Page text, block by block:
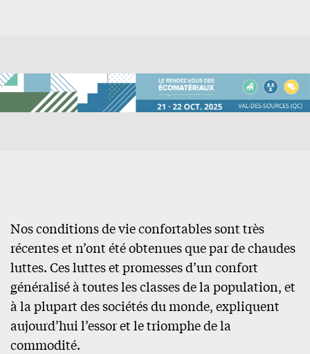
Nos conditions de vie confortables sont très
récentes et n’ont été obtenues que par de chaudes
luttes. Ces luttes et promesses d’un confort
généralisé à toutes les classes de la population, et
à la plupart des sociétés du monde, expliquent
aujourd’hui l’essor et le triomphe de la
commodité.